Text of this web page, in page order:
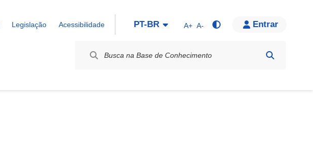
Legislação Acessibilidade PT-BR A+ A- Entrar